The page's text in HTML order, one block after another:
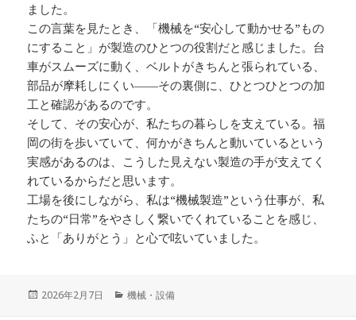
ました。
この言葉を見たとき、「機械を“安心して動かせる”もの
にすること」が製造のひとつの役割だと感じました。台
車がスムーズに動く、ベルトがきちんと張られている、
部品が摩耗しにくい――その裏側に、ひとつひとつの加
工と確認があるのです。
そして、その安心が、私たちの暮らしを支えている。福
岡の街を歩いていて、何かがきちんと動いているという
実感があるのは、こうした見えない製造の手が支えてく
れているからだと思います。
工場を後にしながら、私は“機械製造”という仕事が、私
たちの“日常”をやさしく繋いでくれていることを感じ、
ふと「ありがとう」と心で呟いていました。
投
2026年2月7日
カ
機械・設備